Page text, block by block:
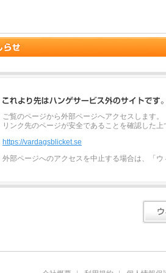
ご覧のページから外部ページへアクセスします。
リンク先のページが安全であることを確認した
https://vardagsblicket.se
外部ページへのアクセスを中止する場合は、「